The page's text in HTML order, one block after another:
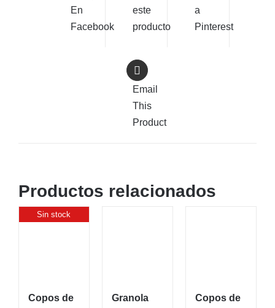
En
Facebook
este
producto
a
Pinterest
Email
This
Product
Productos relacionados
Sin stock
Copos de
Granola
Copos de